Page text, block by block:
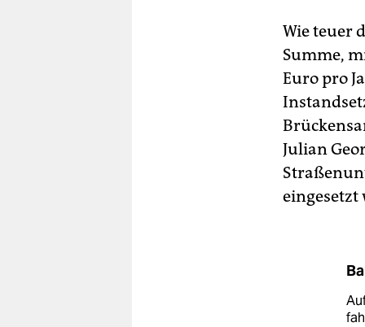
Wie teuer
Summe,
Euro pro
Julian
eingesetzt